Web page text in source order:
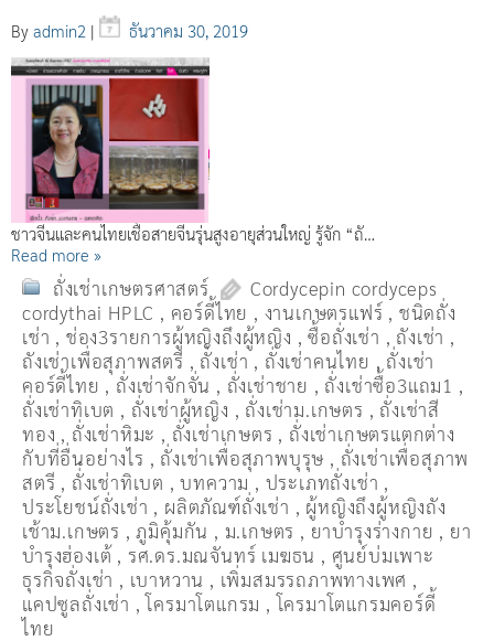
By admin2 | ธันวาคม 30, 2019
ชาวจีนและคนไทยเชื้อสายจีนรุ่นสูงอายุส่วนใหญ่ รู้จัก “ถั…
Read more »
ถั่งเช่าเกษตรศาสตร์
Cordycepin cordyceps
cordythai HPLC , คอร์ดี้ไทย , งานเกษตรแฟร์ , ชนิดถั่ง
เช่า , ช่อง3รายการผู้หญิงถึงผู้หญิง ,ซื้อถั่งเช่า , ถังเช่า ,
ถังเช่าเพื่อสุภาพสตรี , ถั่งเช่า , ถั่งเช่าคนไทย , ถั่งเช่า
คอร์ดี้ไทย , ถั่งเช่าจักจั่น , ถั่งเช่าชาย , ถั่งเช่าซื้อ3แถม1 ,
ถั่งเช่าทิเบต , ถั่งเช่าผู้หญิง , ถั่งเช่าม.เกษตร , ถั่งเช่าสี
ทอง , ถั่งเช่าหิมะ , ถั่งเช่าเกษตร , ถั่งเช่าเกษตรแตกต่าง
กับที่อื่นอย่างไร , ถั่งเช่าเพื่อสุภาพบุรุษ , ถั่งเช่าเพื่อสุภาพ
สตรี , ถั่่งเช่าทิเบต ,บทความ , ประเภทถั่งเช่า ,
ประโยชน์ถั่งเช่า , ผลิตภัณฑ์ถั่งเช่า , ผู้หญิงถึงผู้หญิงถัง
เช้าม.เกษตร ,ภูมิคุ้มกัน , ม.เกษตร , ยาบำรุงร่างกาย , ยา
บำรุงฮ่องเต้ , รศ.ดร.มณจันทร์ เมฆธน , ศูนย์บ่มเพาะ
ธุรกิจถั่งเช่า , เบาหวาน , เพิ่มสมรรถภาพทางเพศ ,
แคปซูลถั่งเช่า ,โครมาโตแกรม ,โครมาโตแกรมคอร์ดี้
ไทย